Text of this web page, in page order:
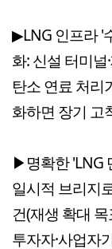
▶LNG 인프라 '
화: 신설 터미널
탄소 연료 처리
화하면 장기 고
▶명확한 'LNG
일시적 브리지
건(재생 확대
투자자·사업자